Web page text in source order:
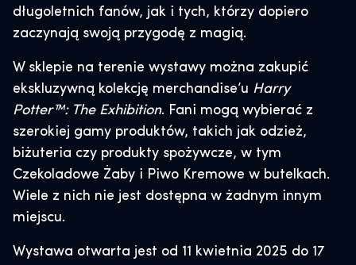
długoletnich fanów, jak i tych, którzy dopiero
zaczynają swoją przygodę z magią.
W sklepie na terenie wystawy można zakupić
ekskluzywną kolekcję merchandise’u Harry
Potter™: The Exhibition. Fani mogą wybierać z
szerokiej gamy produktów, takich jak odzież,
biżuteria czy produkty spożywcze, w tym
Czekoladowe Żaby i Piwo Kremowe w butelkach.
Wiele z nich nie jest dostępna w żadnym innym
miejscu.
Wystawa otwarta jest od 11 kwietnia 2025 do 17